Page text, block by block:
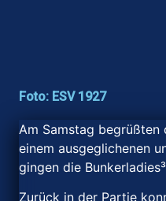
Foto: ESV 1927
Am Samstag begrüßten
einem ausgeglichenen
gingen die
Zurück in der Partie